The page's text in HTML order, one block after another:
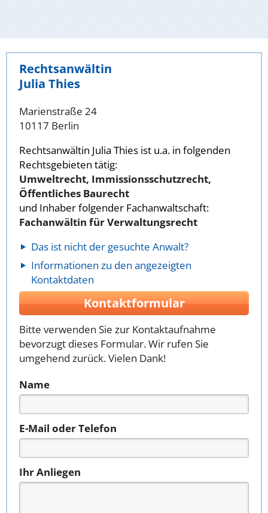
Rechtsanwältin
Julia Thies
Marienstraße 24
10117 Berlin
Rechtsanwältin Julia Thies ist u.a. in folgenden
Rechtsgebieten tätig:
Umweltrecht, Immissionsschutzrecht,
Öffentliches Baurecht
und Inhaber folgender Fachanwaltschaft:
Fachanwältin für Verwaltungsrecht
Das ist nicht der gesuchte Anwalt?
Informationen zu den angezeigten
Kontaktdaten
Kontaktformular
Bitte verwenden Sie zur Kontaktaufnahme
bevorzugt dieses Formular. Wir rufen Sie
umgehend zurück. Vielen Dank!
Name
E-Mail oder Telefon
Ihr Anliegen